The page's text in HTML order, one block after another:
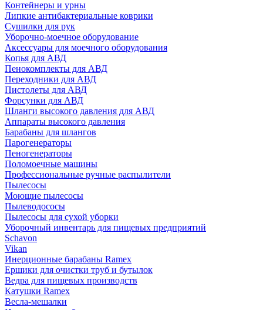
Контейнеры и урны
Липкие антибактериальные коврики
Сушилки для рук
Уборочно-моечное оборудование
Аксессуары для моечного оборудования
Копья для АВД
Пенокомплекты для АВД
Переходники для АВД
Пистолеты для АВД
Форсунки для АВД
Шланги высокого давления для АВД
Аппараты высокого давления
Барабаны для шлангов
Парогенераторы
Пеногенераторы
Поломоечные машины
Профессиональные ручные распылители
Пылесосы
Моющие пылесосы
Пылеводососы
Пылесосы для сухой уборки
Уборочный инвентарь для пищевых предприятий
Schavon
Vikan
Инерционные барабаны Ramex
Ершики для очистки труб и бутылок
Ведра для пищевых производств
Катушки Ramex
Весла-мешалки